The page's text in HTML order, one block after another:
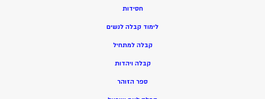
חסידות
לימוד קבלה לנשים
קבלה למתחיל
קבלה ויהדות
ספר הזוהר